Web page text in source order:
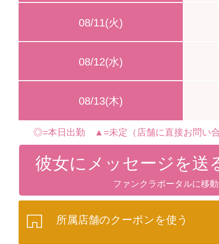
08/11(火)
08/12(水)
08/13(木)
◎=本日出勤 ▲=未定（店舗に直接お問い
彼女にメッセージを送
ファンクラポータルに移
所属店舗のクーポンを使う